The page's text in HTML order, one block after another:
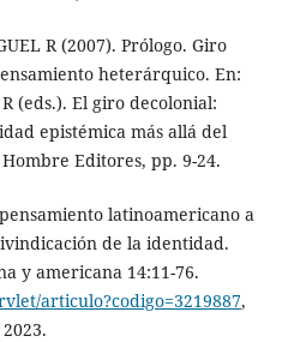
R (2007). Prólogo. Giro
heterárquico. En:
(eds.). El giro decolonial:
epistémica más allá del
Editores, pp. 9-24.
pensamiento latinoamericano a
de la identidad.
y americana 14:11-76.
articulo?codigo=3219887,